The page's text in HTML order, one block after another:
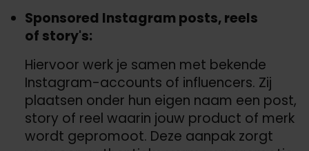
Sponsored Instagram posts, reels
of story's:
Hiervoor werk je samen met bekende
Instagram-accounts of influencers. Zij
plaatsen onder hun eigen naam een post,
story of reel waarin jouw product of merk
wordt gepromoot. Deze aanpak zorgt